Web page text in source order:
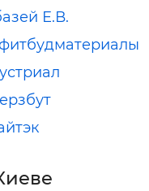
Е.В.